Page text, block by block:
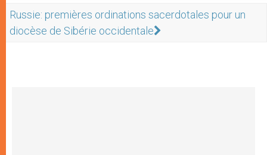
Russie: premières ordinations sacerdotales pour un
diocèse de Sibérie occidentale